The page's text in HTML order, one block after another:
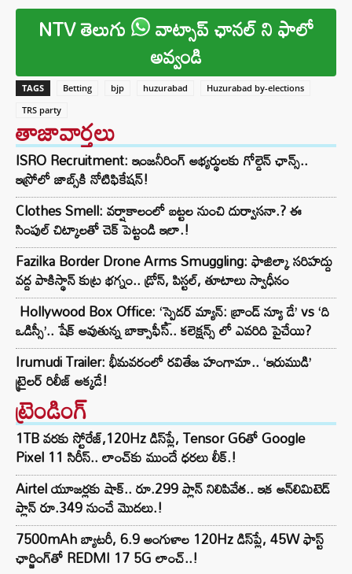
NTV తెలుగు వాట్సాప్ ఛానల్ ని ఫాలో
అవ్వండి
TAGS Betting bjp huzurabad
Huzurabad by-elections
TRS party
తాజావార్తలు
ISRO Recruitment: ఇంజనీరింగ్‌ అభ్యర్థులకు గోల్డెన్‌ ఛాన్స్..
ఇస్రోలో జాబ్స్‌కి నోటిఫికేషన్!
Clothes Smell: వర్షాకాలంలో బట్టల నుంచి దుర్వాసనా.? ఈ
సింపుల్ చిట్కాలతో చెక్ పెట్టండి ఇలా.!
Fazilka Border Drone Arms Smuggling: ఫాజిల్కా సరిహద్దు
వద్ద పాకిస్థాన్ కుట్ర భగ్నం.. డ్రోన్, పిస్టల్, తూటాలు స్వాధీనం
Hollywood Box Office: ‘స్పైడర్ మ్యాన్: బ్రాండ్ న్యూ డే’ vs ‘ది
ఒడిస్సీ’.. షేక్ అవుతున్న బాక్సాఫీస్.. కలెక్షన్స్ లో ఎవరిది పైచేయి?
Irumudi Trailer: భీమవరంలో రవితేజ హంగామా.. ‘ఇరుముడి’
ట్రైలర్ రిలీజ్ అక్కడే!
ట్రెండింగ్‌
1TB వరకు స్టోరేజ్,120Hz డిస్‌ప్లే, Tensor G6తో Google
Pixel 11 సిరీస్.. లాంచ్⁭కు ముందే ధరలు లీక్.!
Airtel యూజర్లకు షాక్.. రూ.299 ప్లాన్ నిలిపివేత.. ఇక అన్‌లిమిటెడ్
ప్లాన్ రూ.349 నుంచే మొదలు.!
7500mAh బ్యాటరీ, 6.9 అంగుళాల 120Hz డిస్‌ప్లే, 45W ఫాస్ట్
ఛార్జింగ్‌తో REDMI 17 5G లాంచ్..!